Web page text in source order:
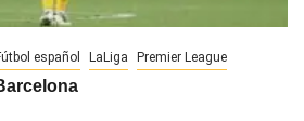
español LaLiga Premier League